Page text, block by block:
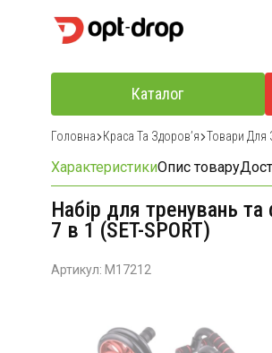
Каталог
Головна Краса Та Здоровʼя Товари Для
ХарактеристикиОпис товару
Набір для тренувань та
7 в 1 (SET-SPORT)
Артикул: M17212